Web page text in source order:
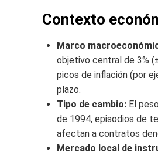
Contexto
Marco
objetivo central de 3%
picos de inflación (por
plazo.
Tipo de cambio: El
de 1994, episodios de
afectan a contratos
Mercado local de